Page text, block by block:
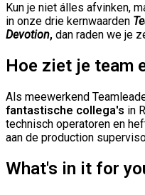
Kun je niet álles afvinken,
in onze drie kernwaarden
Devotion, dan raden we je
Hoe ziet je team
Als meewerkend
fantastische collega's in
technisch operatoren en
aan de production
What's in it for